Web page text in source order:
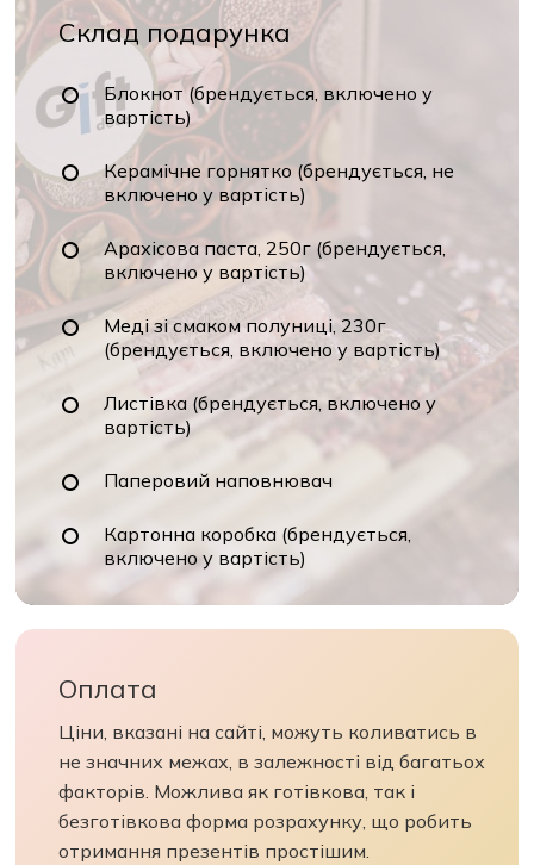
Склад подарунка
Блокнот (брендується, включено у
вартість)
Керамічне горнятко (брендується, не
включено у вартість)
Арахісова паста, 250г (брендується,
включено у вартість)
Меді зі смаком полуниці, 230г
(брендується, включено у вартість)
Листівка (брендується, включено у
вартість)
Паперовий наповнювач
Картонна коробка (брендується,
включено у вартість)
Оплата
Ціни, вказані на сайті, можуть коливатись в
не значних межах, в залежності від багатьох
факторів. Можлива як готівкова, так і
безготівкова форма розрахунку, що робить
отримання презентів простішим.